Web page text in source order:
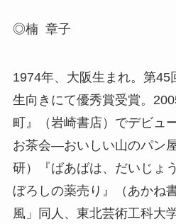
◎楠 章子
1974年、大阪生まれ。第45
生向きにて優秀賞受賞。
町』（岩崎書店）でデビュ
お茶会―おいしい山のパン
研）『ばあばは、だいじょ
ぼろしの薬売り』（あかね
風」同人、東北芸術工科大